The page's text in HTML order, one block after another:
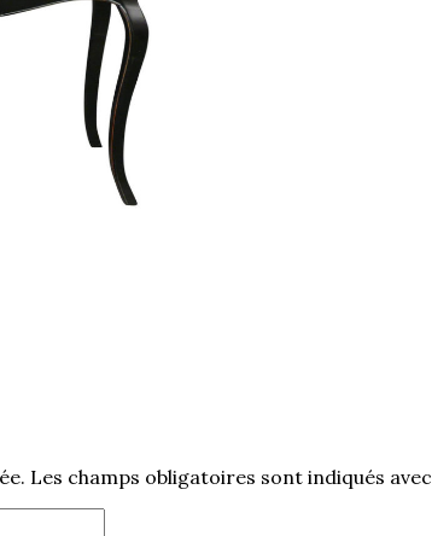
Les champs obligatoires sont indiqués avec